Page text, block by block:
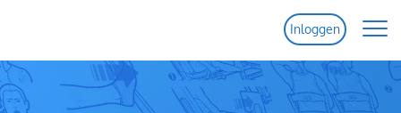
Home
Inloggen